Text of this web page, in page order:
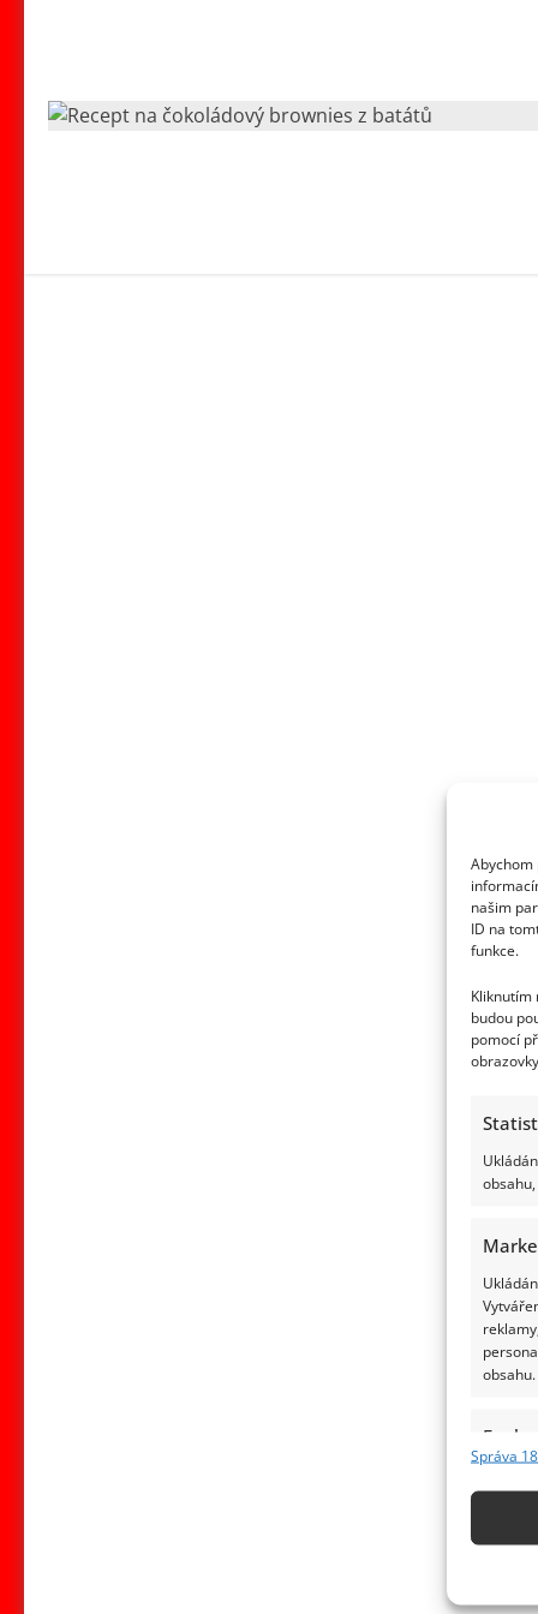
Abychom
našim
ID na
funkce.
Kliknutím
budou
pomocí
obsahu.
Funkce
Správa